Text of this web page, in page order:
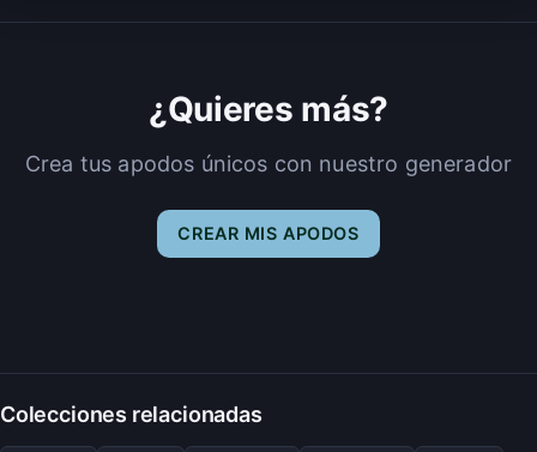
¿Quieres más?
Crea tus apodos únicos con nuestro generador
CREAR MIS APODOS
Colecciones relacionadas